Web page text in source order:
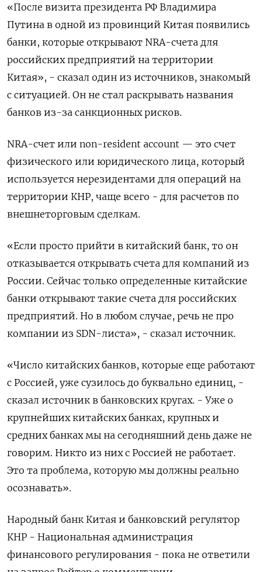
«После визита президента РФ Владимира
Путина в одной из провинций Китая появились
банки, которые открывают NRA-счета для
российских предприятий на территории
Китая», - сказал один из источников, знакомый
с ситуацией. Он не стал раскрывать названия
банков из-за санкционных рисков.
NRA-счет или non-resident account — это счет
физического или юридического лица, который
используется нерезидентами для операций на
территории КНР, чаще всего - для расчетов по
внешнеторговым сделкам.
«Если просто прийти в китайский банк, то он
отказывается открывать счета для компаний из
России. Сейчас только определенные китайские
банки открывают такие счета для российских
предприятий. Но в любом случае, речь не про
компании из SDN-листа», - сказал источник.
«Число китайских банков, которые еще работают
с Россией, уже сузилось до буквально единиц, -
сказал источник в банковских кругах. - Уже о
крупнейших китайских банках, крупных и
средних банках мы на сегодняшний день даже не
говорим. Никто из них с Россией не работает.
Это та проблема, которую мы должны реально
осознавать».
Народный банк Китая и банковский регулятор
КНР - Национальная администрация
финансового регулирования - пока не ответили